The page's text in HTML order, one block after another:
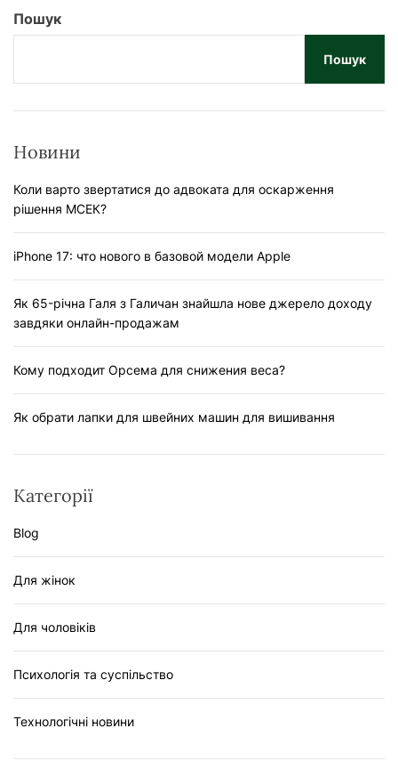
г
а
з
а
п
и
с
і
в
Пошук
Пошук
Новини
Коли варто звертатися до адвоката для оскарження
рішення МСЕК?
iPhone 17: что нового в базовой модели Apple
Як 65-річна Галя з Галичан знайшла нове джерело доходу
завдяки онлайн-продажам
Кому подходит Орсема для снижения веса?
Як обрати лапки для швейних машин для вишивання
Категорії
Blog
Для жінок
Для чоловіків
Психологія та суспільство
Технологічні новини